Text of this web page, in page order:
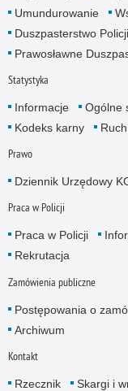
Umundurowanie
Duszpasterstwo
Prawosławne
Statystyka
Informacje Ogólne
Kodeks karny
Prawo
Dziennik Urzędowy
Praca w Policji
Praca w Policji
Rekrutacja
Zamówienia publiczne
Postępowania o
Archiwum
Kontakt
Rzecznik Skargi i